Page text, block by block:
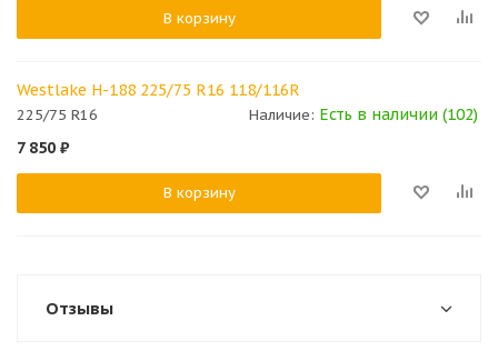
В корзину
Westlake H-188 225/75 R16 118/116R
225/75 R16 Наличие: Есть в наличии (102)
7 850 ₽
В корзину
Отзывы